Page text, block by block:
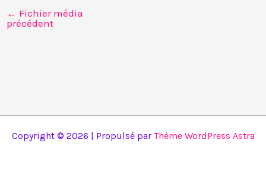
← Fichier média
précédent
Copyright © 2026 | Propulsé par Thème WordPress Astra